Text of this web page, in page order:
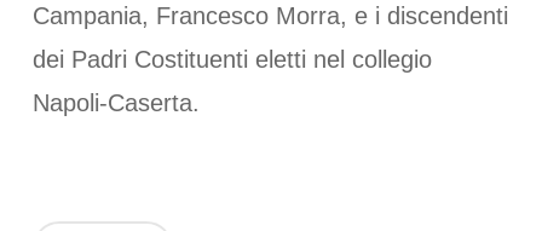
Campania, Francesco Morra, e i discendenti
dei Padri Costituenti eletti nel collegio
Napoli-Caserta.